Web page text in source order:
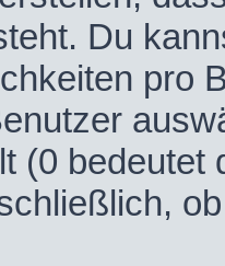
Du
pro
(0 bedeutet